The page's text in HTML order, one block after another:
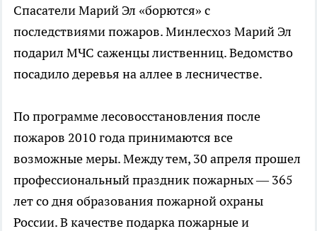
Спасатели Марий Эл «борются» с
последствиями пожаров. Минлесхоз Марий Эл
подарил МЧС саженцы лиственниц. Ведомство
посадило деревья на аллее в лесничестве.
По программе лесовосстановления после
пожаров 2010 года принимаются все
возможные меры. Между тем, 30 апреля прошел
профессиональный праздник пожарных — 365
лет со дня образования пожарной охраны
России. В качестве подарка пожарные и